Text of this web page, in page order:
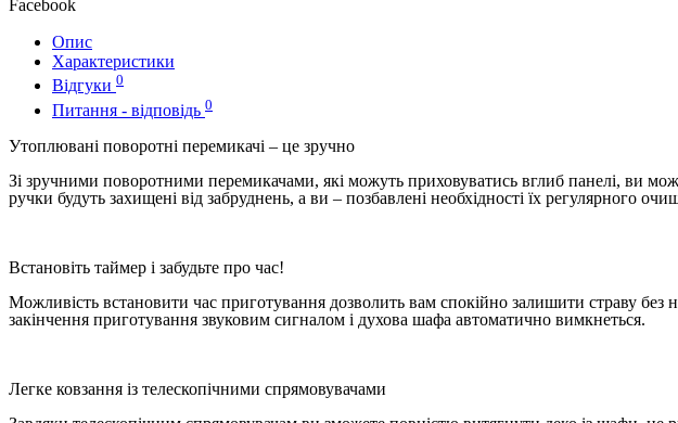
Facebook
Опис
Характеристики
Відгуки 0
Питання - відповідь 0
Утоплювані поворотні перемикачі – це зручно
Зі зручними поворотними перемикачами, які можуть приховуватись вглиб панелі, ви
ручки будуть захищені від забруднень, а ви – позбавлені необхідності їх регулярного
Встановіть таймер і забудьте про час!
Можливість встановити час приготування дозволить вам спокійно залишити страву
закінчення приготування звуковим сигналом і духова шафа автоматично вимкнеться.
Легке ковзання із телескопічними спрямовувачами